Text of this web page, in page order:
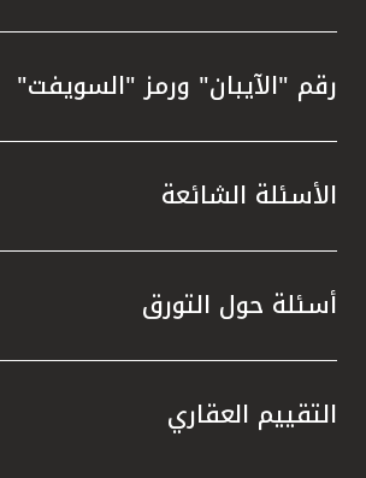
رقم "الآيبان" ورمز "السويفت"
الأسئلة الشائعة
أسئلة حول التورق
التقييم العقاري